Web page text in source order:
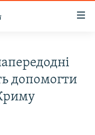
допомогти